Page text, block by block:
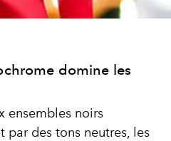
domine les
ensembles noirs
par des tons neutres, les